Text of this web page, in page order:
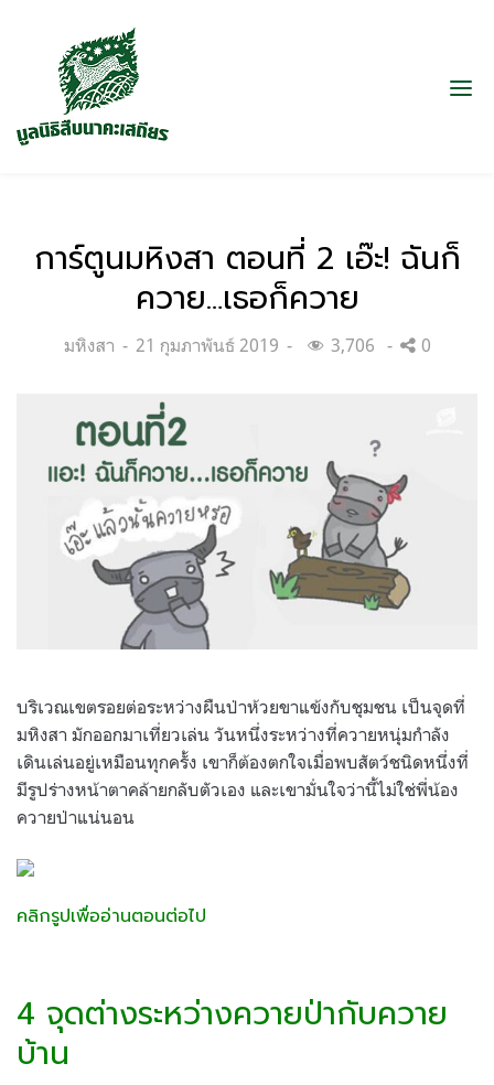
การ์ตูนมหิงสา ตอนที่ 2 เอ๊ะ! ฉันก็
ควาย…เธอก็ควาย
Categories:
มหิงสา
Posted
21 กุมภาพันธ์ 2019 3,706 0
บริเวณเขตรอยต่อระหว่างผืนป่าห้วยขาแข้งกับชุมชน เป็นจุดที่
มหิงสา มักออกมาเที่ยวเล่น วันหนึ่งระหว่างที่ควายหนุ่มกำลัง
เดินเล่นอยู่เหมือนทุกครั้ง เขาก็ต้องตกใจเมื่อพบสัตว์ชนิดหนึ่งที่
มีรูปร่างหน้าตาคล้ายกลับตัวเอง และเขามั่นใจว่านี้ไม่ใช่พี่น้อง
ควายป่าแน่นอน
คลิกรูปเพื่ออ่านตอนต่อไป
4 จุดต่างระหว่างควายป่ากับควาย
บ้าน